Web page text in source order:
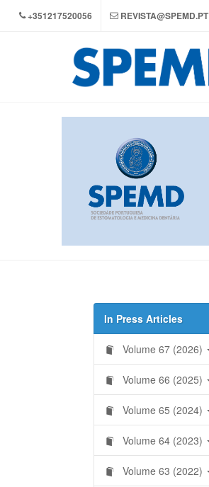
+351217520056 REVISTA@SPEMD.PT
In Press Articles
Volume 67 (2026)
Volume 66 (2025)
Volume 65 (2024)
Volume 64 (2023)
Volume 63 (2022)